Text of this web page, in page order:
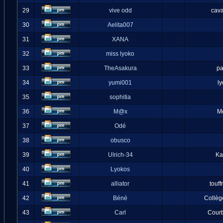
29 vive odd
30 Aelita007
31 XANA
32 miss lyoko
33 TheAsakura
34 yumi001
35 sophitia
36 M@x
37 Odé
38 obusco
39 Ulrich-34
40 Lyokos
41 alliator
42 Béné
43 Carl